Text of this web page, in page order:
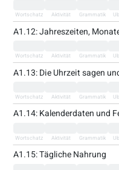
Wortschatz Aktivität Grammatik
A1.12: Jahreszeiten,
Wortschatz Aktivität Grammatik
A1.13: Die Uhrzeit sagen
Wortschatz Aktivität Grammatik
A1.14: Kalenderdaten und
Wortschatz Aktivität Grammatik
A1.15: Tägliche Nahrung